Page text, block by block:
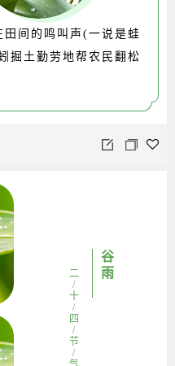
间的鸣叫声(一说是蛙
掘土勤劳地帮农民翻松
二
/
十
/
四
/
节
/
谷
雨